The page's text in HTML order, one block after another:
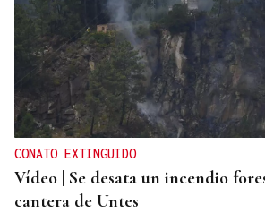
CONATO EXTINGUIDO
Vídeo | Se desata un incendio
cantera de Untes